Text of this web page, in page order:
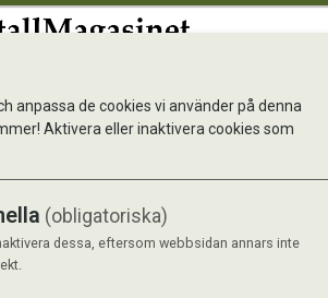
500x45mm
anpassa de cookies vi använder på denna
Aktivera eller inaktivera cookies som
(obligatoriska)
dessa, eftersom webbsidan annars inte